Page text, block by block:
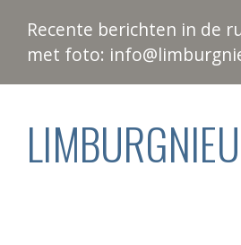
Recente berichten in de
met foto: